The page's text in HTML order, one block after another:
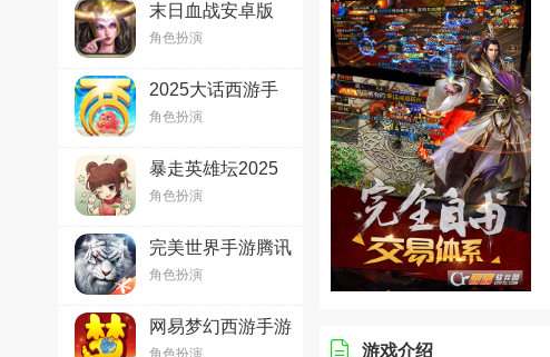
末日血战安卓版
v1.11.123最新版
角色扮演
2025大话西游手
游安卓版2.1.340
最新版
角色扮演
暴走英雄坛2025
官方最新版v3.1.2
安卓版
角色扮演
完美世界手游腾讯
版V1.709.0安卓版
角色扮演
网易梦幻西游手游
v1.498.0官方最新
角色扮演 游戏介绍